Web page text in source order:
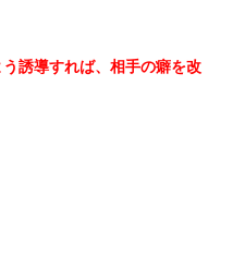
誘導すれば、相手の癖を改